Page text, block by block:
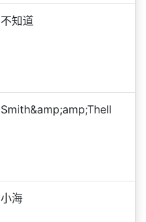
不知道
Smith&amp;amp;Thell
小海